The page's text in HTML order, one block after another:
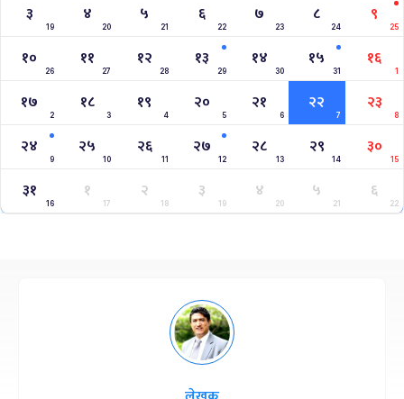
३
19
४
20
५
21
६
22
७
23
८
24
९
25
१०
26
११
27
१२
28
१३
29
१४
30
१५
31
१६
1
१७
2
१८
3
१९
4
२०
5
२१
6
२२
7
२३
8
२४
9
२५
10
२६
11
२७
12
२८
13
२९
14
३०
15
३१
16
१
17
२
18
३
19
४
20
५
21
६
22